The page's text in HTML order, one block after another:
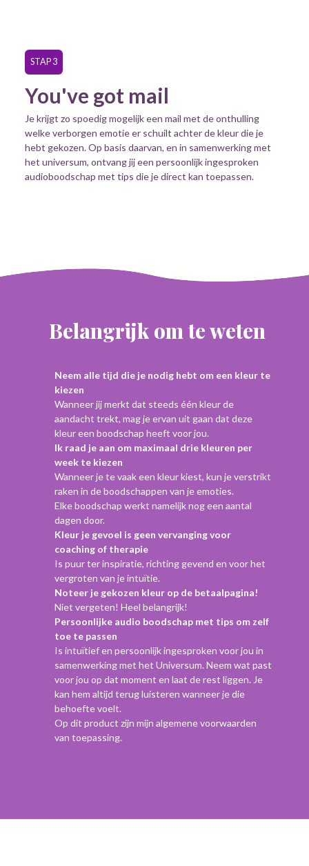
STAP 3
You've got mail
Je krijgt zo spoedig mogelijk een mail met de onthulling
welke verborgen emotie er schuilt achter de kleur die je
hebt gekozen. Op basis daarvan, en in samenwerking met
het universum, ontvang jij een persoonlijk ingesproken
audioboodschap met tips die je direct kan toepassen.
Belangrijk om te weten
Neem alle tijd die je nodig hebt om een kleur te
kiezen
Wanneer jij merkt dat steeds één kleur de
aandacht trekt, mag je ervan uit gaan dat deze
kleur een boodschap heeft voor jou.
Ik raad je aan om maximaal drie kleuren per
week te kiezen
Wanneer je te vaak een kleur kiest, kun je verstrikt
raken in de boodschappen van je emoties.
Elke boodschap werkt namelijk nog een aantal
dagen door.
Kleur je gevoel is geen vervanging voor
coaching of therapie
Is puur ter inspiratie, richting gevend en voor het
vergroten van je intuïtie.
Noteer je gekozen kleur op de betaalpagina!
Niet vergeten! Heel belangrijk!
Persoonlijke audio boodschap met tips om zelf
toe te passen
Is intuïtief en persoonlijk ingesproken voor jou in
samenwerking met het Universum. Neem wat past
voor jou op dat moment en laat de rest liggen. Je
kan hem altijd terug luisteren wanneer je die
behoefte voelt.
Op dit product zijn mijn algemene voorwaarden
van toepassing.